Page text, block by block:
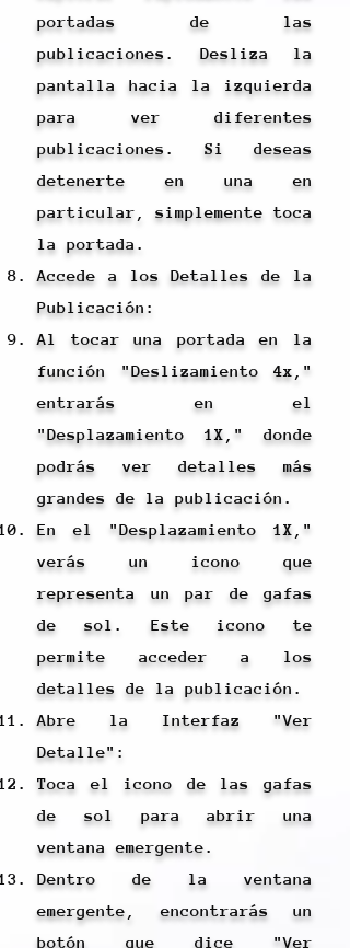
portadas de las
publicaciones. Desliza la
pantalla hacia la izquierda
para ver diferentes
publicaciones. Si deseas
detenerte en una en
particular, simplemente toca
la portada.
Accede a los Detalles de la
Publicación:
Al tocar una portada en la
función "Deslizamiento 4x,"
entrarás en el
"Desplazamiento 1X," donde
podrás ver detalles más
grandes de la publicación.
En el "Desplazamiento 1X,"
verás un icono que
representa un par de gafas
de sol. Este icono te
permite acceder a los
detalles de la publicación.
Abre la Interfaz "Ver
Detalle":
Toca el icono de las gafas
de sol para abrir una
ventana emergente.
Dentro de la ventana
emergente, encontrarás un
botón que dice "Ver